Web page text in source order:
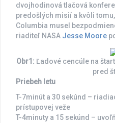
dvojhodinová tlačová
predošlých misií a kvôli
Columbia musel
riaditeľ NASA Jesse Moore
Obr1: Ľadové cencúle na
pred
Priebeh letu
T-7minút a 30 sekúnd –
prístupovej veže
T-4minuty a 15 sekúnd –